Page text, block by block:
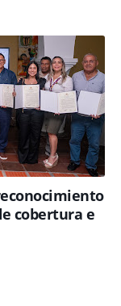
cobertura e